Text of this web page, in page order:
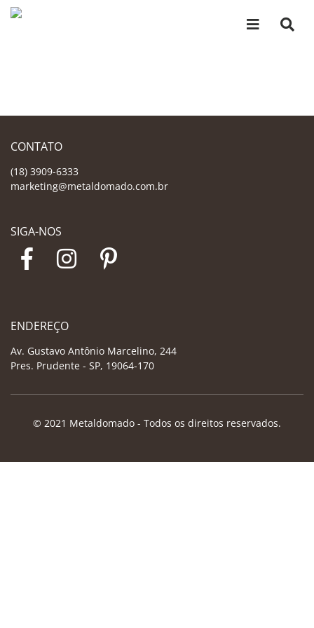
CONTATO
(18) 3909-6333
marketing@metaldomado.com.br
SIGA-NOS
ENDEREÇO
Av. Gustavo Antônio Marcelino, 244
Pres. Prudente - SP, 19064-170
© 2021 Metaldomado - Todos os direitos reservados.